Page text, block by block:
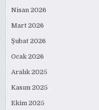
Nisan 2026
Mart 2026
Şubat 2026
Ocak 2026
Aralık 2025
Kasım 2025
Ekim 2025